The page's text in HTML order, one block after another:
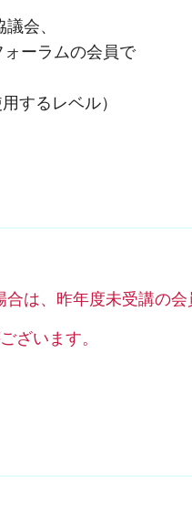
会、
ーラムの会員で
するレベル）
は、 昨年度未受講の会
ざいます。